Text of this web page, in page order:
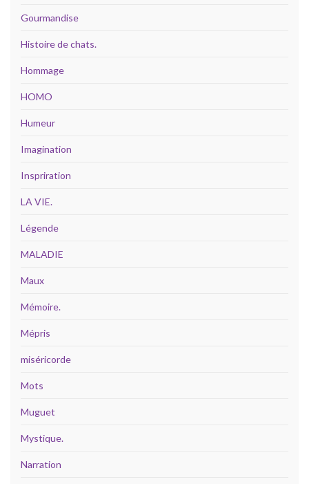
Gourmandise
Histoire de chats.
Hommage
HOMO
Humeur
Imagination
Inspriration
LA VIE.
Légende
MALADIE
Maux
Mémoire.
Mépris
miséricorde
Mots
Muguet
Mystique.
Narration